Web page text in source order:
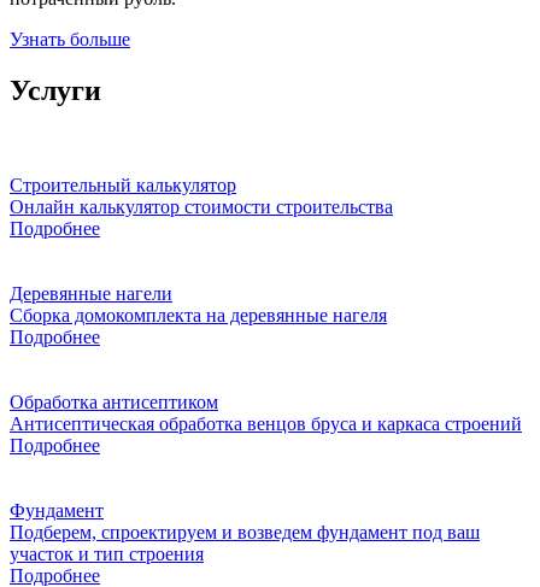
Узнать больше
Услуги
Строительный калькулятор
Онлайн калькулятор стоимости строительства
Подробнее
Деревянные нагели
Сборка домокомплекта на деревянные нагеля
Подробнее
Обработка антисептиком
Антисептическая обработка венцов бруса и каркаса строений
Подробнее
Фундамент
Подберем, спроектируем и возведем фундамент под ваш
участок и тип строения
Подробнее